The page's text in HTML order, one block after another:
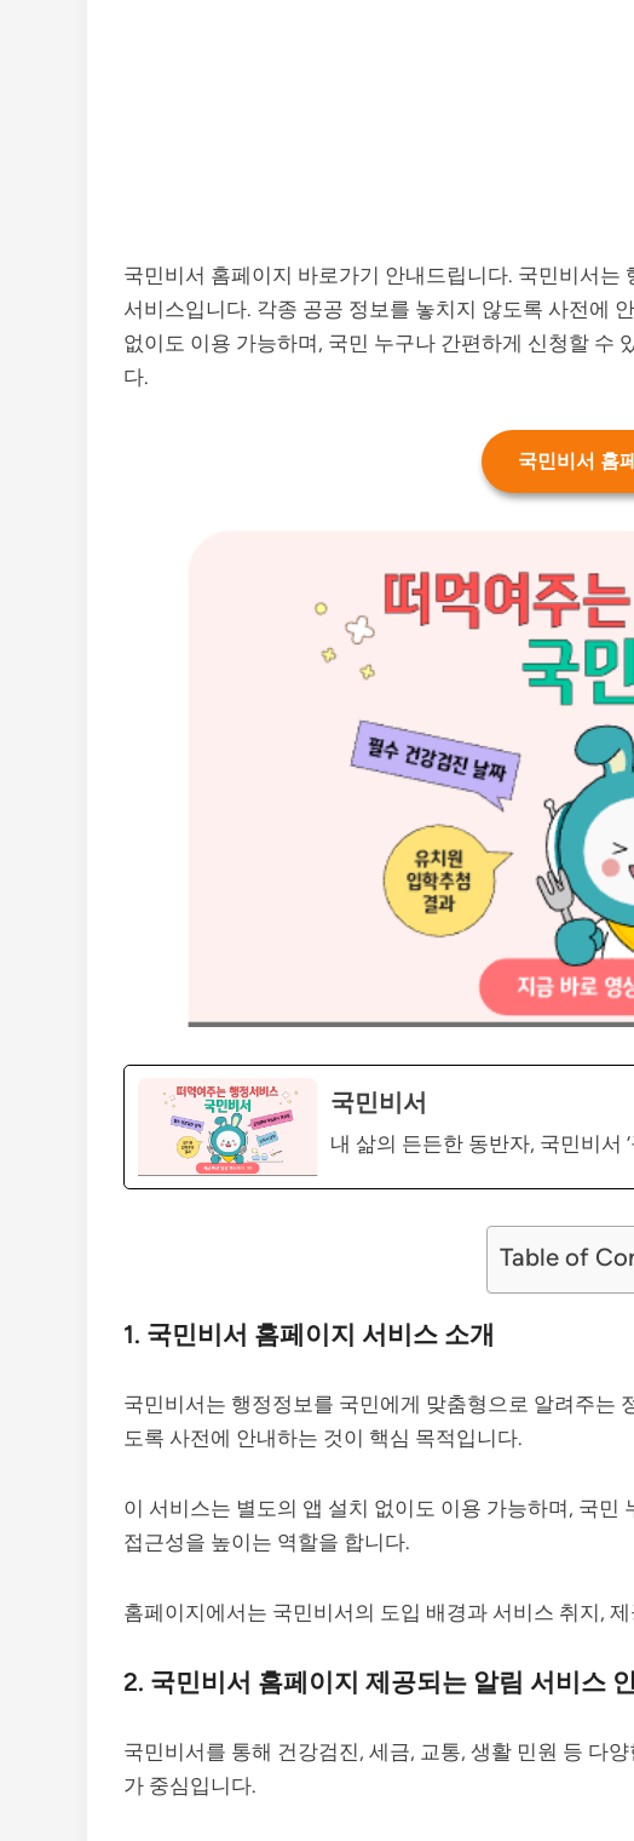
국민비서 홈페이지 바로가기 안내드립니다. 국민비서
서비스입니다. 각종 공공 정보를 놓치지 않도록 사전에
없이도 이용 가능하며, 국민 누구나 간편하게 신청할 수
다.
국민비서 홈
국민비서
내 삶의 든든한 동반자, 국민비서 ‘
Table of
1. 국민비서 홈페이지 서비스 소개
국민비서는 행정정보를 국민에게 맞춤형으로 알려주는
도록 사전에 안내하는 것이 핵심 목적입니다.
이 서비스는 별도의 앱 설치 없이도 이용 가능하며, 국
접근성을 높이는 역할을 합니다.
홈페이지에서는 국민비서의 도입 배경과 서비스 취지,
2. 국민비서 홈페이지 제공되는 알림 서비스
국민비서를 통해 건강검진, 세금, 교통, 생활 민원 등 다
가 중심입니다.